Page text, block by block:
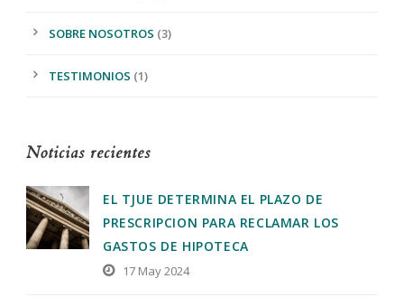
SOBRE NOSOTROS (3)
TESTIMONIOS (1)
Noticias recientes
EL TJUE DETERMINA EL PLAZO DE
PRESCRIPCION PARA RECLAMAR LOS
GASTOS DE HIPOTECA
17 May 2024